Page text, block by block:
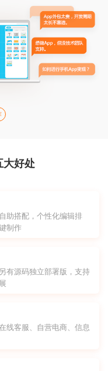
大好处
助搭配，个性化编辑排
制作
有源码独立部署版，支持
线客服、自营电商、信息